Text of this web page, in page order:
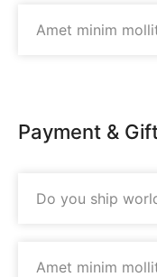
Amet minim
Payment &
Do you ship
Amet minim